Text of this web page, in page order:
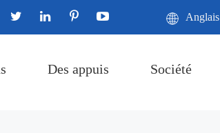
Anglais
Des appuis Société